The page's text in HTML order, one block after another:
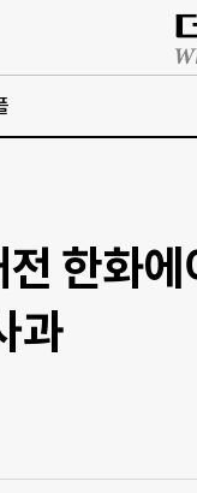
한화
과